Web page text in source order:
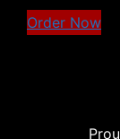
Order Now